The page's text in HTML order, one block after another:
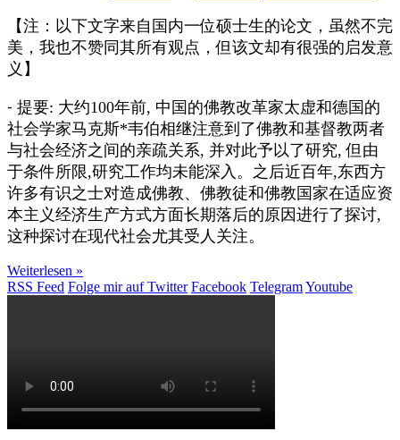
【注：以下文字来自国内一位硕士生的论文，虽然不完
美，我也不赞同其所有观点，但该文却有很强的启发意
义】
⁃ 提要: 大约100年前, 中国的佛教改革家太虚和德国的
社会学家马克斯*韦伯相继注意到了佛教和基督教两者
与社会经济之间的亲疏关系, 并对此予以了研究, 但由
于条件所限,研究工作均未能深入。之后近百年,东西方
许多有识之士对造成佛教、佛教徒和佛教国家在适应资
本主义经济生产方式方面长期落后的原因进行了探讨,
这种探讨在现代社会尤其受人关注。
Weiterlesen »
RSS Feed Folge mir auf Twitter Facebook TelegramYoutube